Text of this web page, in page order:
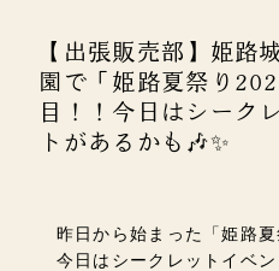
【出張販売部】姫路
園で「姫路夏祭り
目！！今日はシーク
トがあるかも🎶✨
昨日から始まった「姫路
今日はシークレットイベ